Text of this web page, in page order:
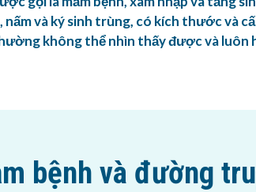
và ký sinh trùng, có kích thước và
không thể nhìn thấy được và
bệnh và đường